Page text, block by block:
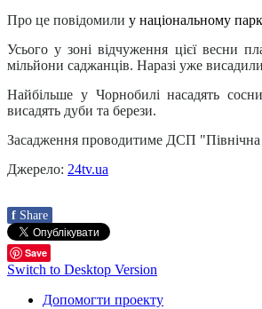
Про це повідомили у національному
Усього у зоні відчуження цієї весни
мільйони саджанців. Наразі уже
Найбільше у Чорнобилі насадять
висадять дуби та берези.
Засадження проводитиме ДСП
Джерело: 24tv.ua
f Share
Save
Switch to Desktop Version
Допомогти проекту